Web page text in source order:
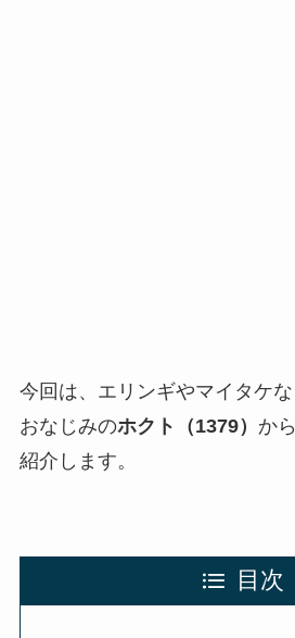
今回は、エリンギやマイタケ
おなじみのホクト（1379） か
紹介します。
目次